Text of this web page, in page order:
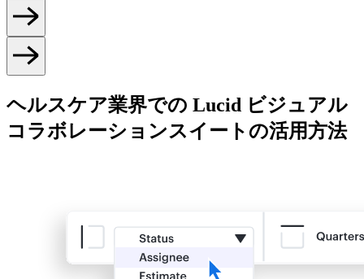
ヘルスケア業界での Lucid ビジュアル
コラボレーションスイートの活用方法